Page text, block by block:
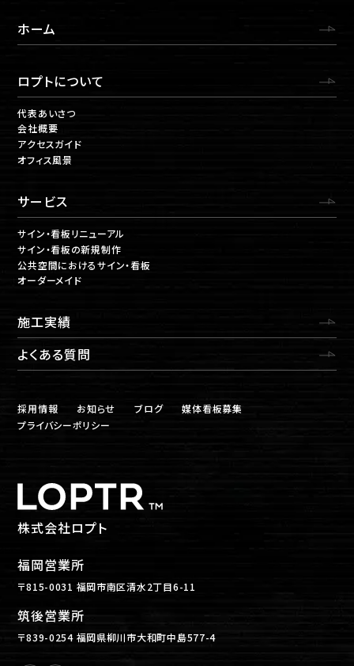
ホーム
ロプトについて
代表あいさつ
会社概要
アクセスガイド
オフィス風景
サービス
サイン・看板リニューアル
サイン・看板の新規制作
公共空間におけるサイン・看板
オーダーメイド
施工実績
よくある質問
採用情報 お知らせ ブログ
媒体看板募集
プライバシーポリシー
株式会社ロプト
福岡営業所
〒815-0031 福岡市南区清水2丁目6-11
筑後営業所
〒839-0254 福岡県柳川市大和町中島577-4